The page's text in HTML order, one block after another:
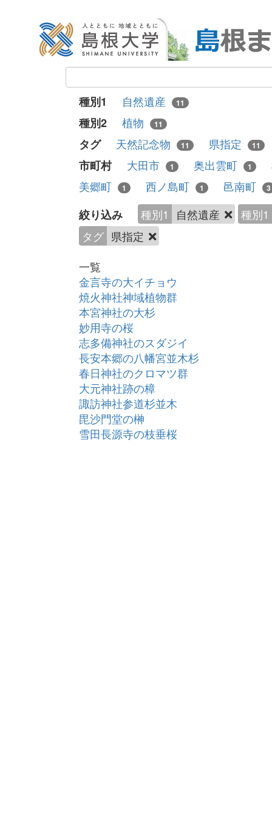
種別1 自然遺産 11
種別2 植物 11
タグ 天然記念物 11 県指定 11
市町村 大田市 1 奥出雲町 1
美郷町
1 西ノ島町 1 邑南町 3
絞り込み 種別1 自然遺産
種別1
タグ 県指定
一覧
金言寺の大イチョウ
焼火神社神域植物群
本宮神社の大杉
妙用寺の桜
志多備神社のスダジイ
長安本郷の八幡宮並木杉
春日神社のクロマツ群
大元神社跡の樟
諏訪神社参道杉並木
毘沙門堂の榊
雪田長源寺の枝垂桜